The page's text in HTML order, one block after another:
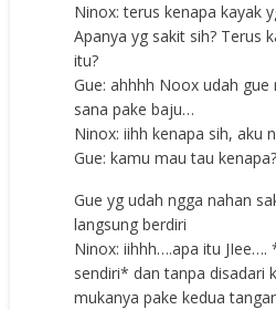
Ninox: terus kenapa kayak
Apanya yg sakit sih? Terus
itu?
Gue: ahhhh Noox udah gue
sana pake baju…
Ninox: iihh kenapa sih, aku
Gue: kamu mau tau
Gue yg udah ngga nahan
langsung berdiri
Ninox: iihhh….apa itu JIee….
sendiri* dan tanpa disadari
mukanya pake kedua